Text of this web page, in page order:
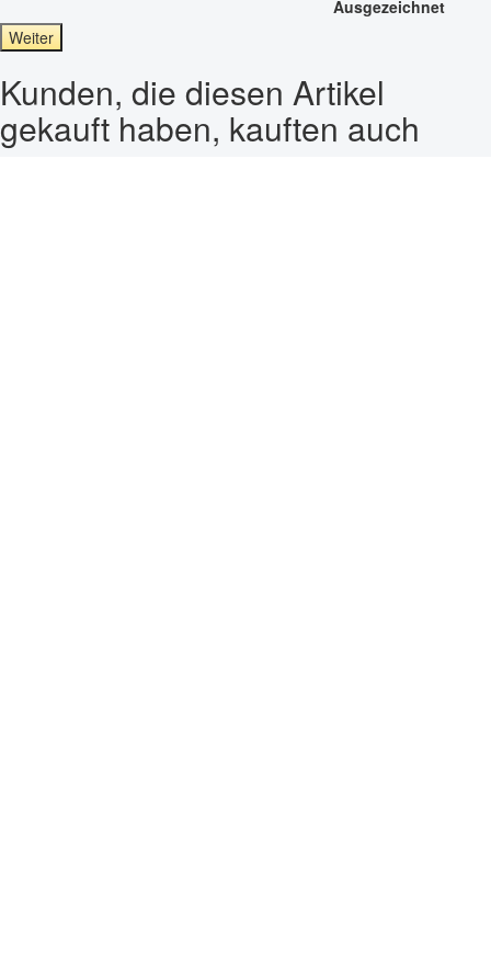
Ausgezeichnet
Weiter
Kunden, die diesen Artikel
gekauft haben, kauften auch